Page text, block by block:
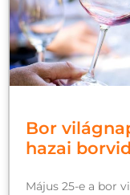
Bor
hazai
Május 25-e a bor